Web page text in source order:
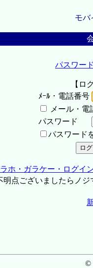
モバ
パスワー
【ロ
ﾒｰﾙ・電話番号
メール・電
パスワード
パスワード
ホ・ガラケー・ログイ
点ございましたらノジ
©